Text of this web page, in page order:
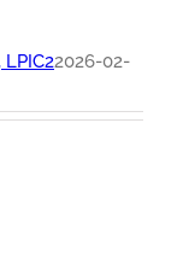
LPIC22026-02-